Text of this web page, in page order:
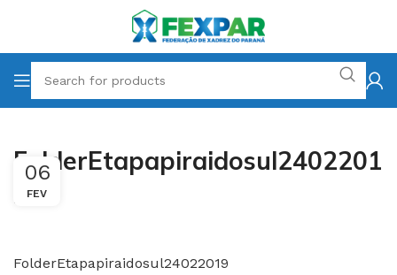
FolderEtapapiraidosul2402201
9
06
FEV
FolderEtapapiraidosul24022019